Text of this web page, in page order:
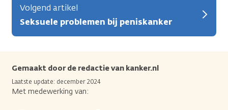
Volgend artikel
Seksuele problemen bij peniskanker
Gemaakt door de redactie van kanker.nl
Laatste update: december 2024
Met medewerking van: